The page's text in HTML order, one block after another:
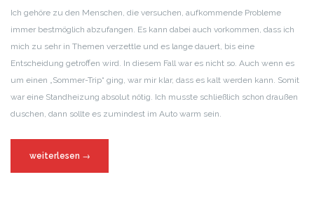
Ich gehöre zu den Menschen, die versuchen, aufkommende Probleme
immer bestmöglich abzufangen. Es kann dabei auch vorkommen, dass ich
mich zu sehr in Themen verzettle und es lange dauert, bis eine
Entscheidung getroffen wird. In diesem Fall war es nicht so. Auch wenn es
um einen „Sommer-Trip“ ging, war mir klar, dass es kalt werden kann. Somit
war eine Standheizung absolut nötig. Ich musste schließlich schon draußen
duschen, dann sollte es zumindest im Auto warm sein.
weiterlesen →